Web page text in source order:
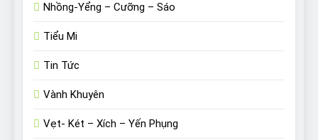
Nhồng-Yểng – Cưỡng – Sáo
Tiểu Mi
Tin Tức
Vành Khuyên
Vẹt- Két – Xích – Yến Phụng